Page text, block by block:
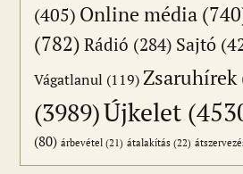
(405) Online média
(782) Rádió (284) Sajtó
Vágatlanul (119)Zsaruhírek
(3989)Újkelet
(80) árbevétel (21) átalakítás (22)